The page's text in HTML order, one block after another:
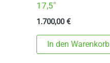
17,5″
1.700,00€
In den Warenkorb